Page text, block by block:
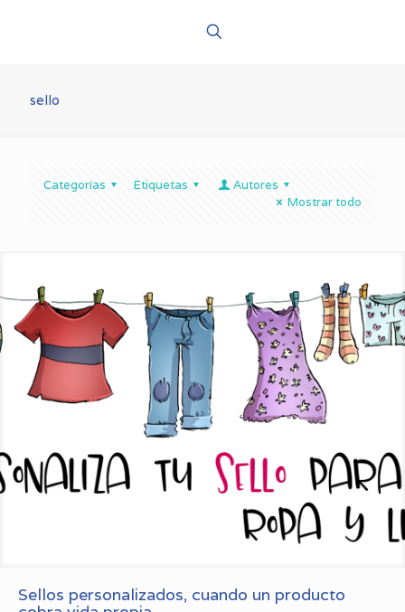
sello
Categorías Etiquetas
Autores
Mostrar todo
Sellos personalizados, cuando un producto